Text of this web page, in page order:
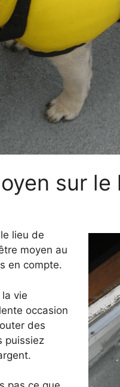
sur
lieu de
moyen au
en compte.
vie
occasion
des
puissiez